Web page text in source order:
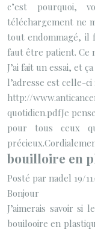
c’est pourquoi,
téléchargement ne
tout endommagé, il
faut être patient. Ce
J’ai fait un essai, et
l’adresse est celle-ci :
http://
quotidien.pdfJe
pour tous ceux
bouilloire en
Posté par nadel 19/
Bonjour
J’aimerais savoir
bouilooire en